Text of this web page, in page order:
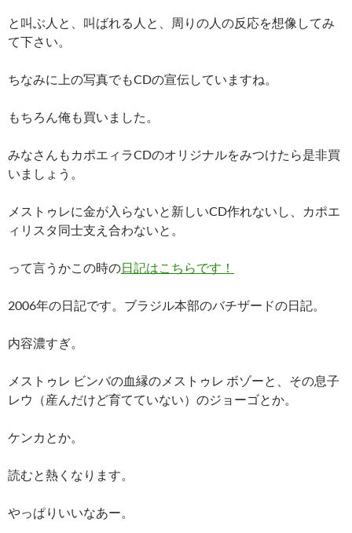
と叫ぶ人と、叫ばれる人と、周りの人の反応を想像してみ
て下さい。
ちなみに上の写真でもCDの宣伝していますね。
もちろん俺も買いました。
みなさんもカポエィラCDのオリジナルをみつけたら是非買
いましょう。
メストゥレに金が入らないと新しいCD作れないし、カポエ
ィリスタ同士支え合わないと。
って言うかこの時の日記はこちらです！
2006年の日記です。ブラジル本部のバチザードの日記。
内容濃すぎ。
メストゥレ ビンバの血縁のメストゥレ ボゾーと、その息子
レウ（産んだけど育てていない）のジョーゴとか。
ケンカとか。
読むと熱くなります。
やっぱりいいなあー。